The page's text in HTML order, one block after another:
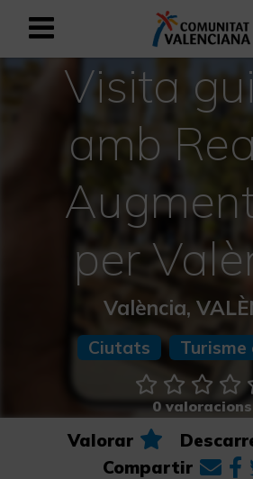
Registrar-se com a
Registre empresarial
Valencià
Mediterrani Actiu i
Mediterrani Cultural
Mediterrani Rural i
Experiències a la
Experiències Setmana
Visita
amb
per
València,
Ciutats
0 valoracions
Valorar
Compartir